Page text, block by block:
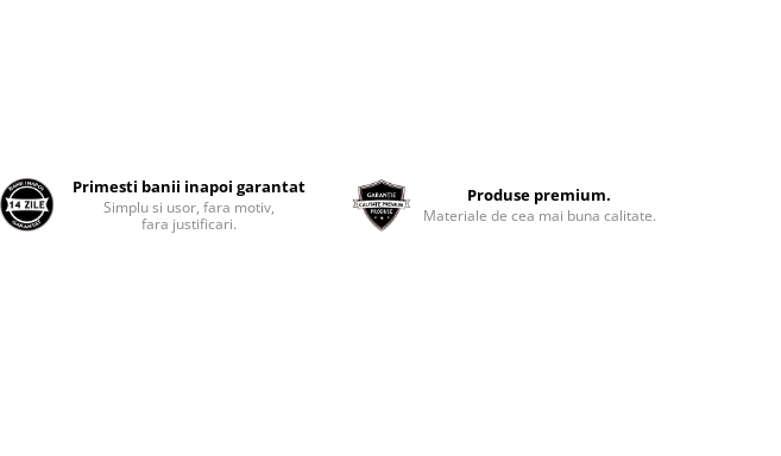
Primesti banii inapoi garantat
Simplu si usor, fara motiv,
fara justificari.
Produse premium.
Materiale de cea mai buna calitate.